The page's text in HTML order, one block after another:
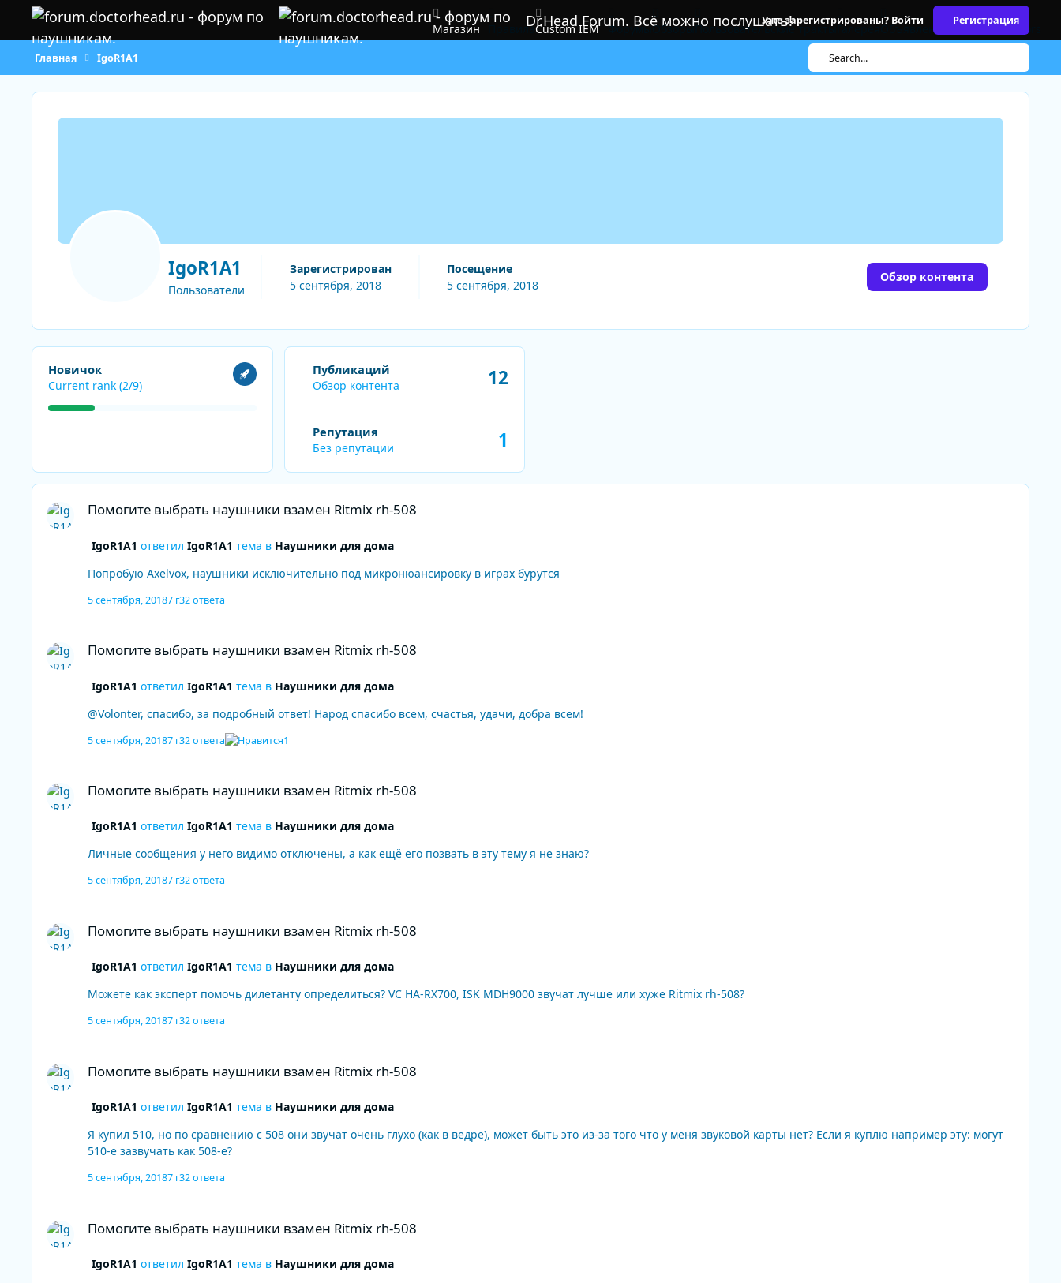
Перейти к содержанию
Dr.Head Forum. Всё можно послушать!
Магазин ПравилаCustom IEM ФорумыОбзорыПользовательские трактыГалереяОбъявления Topic Moderators
Уже зарегистрированы? Войти Регистрация
Главная IgoR1A1 Search...
IgoR1A1
Пользователи
Зарегистрирован
5 сентября, 2018
Посещение
5 сентября, 2018
Обзор контента
Посмотреть все
Новичок
Current rank (2/9)
Обзор контента
Публикаций
Обзор контента 12
Репутация
Без репутации 1
Помогите выбрать наушники взамен Ritmix rh-508
Помогите выбрать наушники взамен Ritmix rh-508
IgoR1A1 ответил IgoR1A1 тема в Наушники для дома
Попробую Axelvox, наушники исключительно под микронюансировку в играх бурутся
5 сентября, 20187 г32 ответа
Помогите выбрать наушники взамен Ritmix rh-508
IgoR1A1 ответил IgoR1A1 тема в Наушники для дома
@Volonter, спасибо, за подробный ответ! Народ спасибо всем, счастья, удачи, добра всем!
5 сентября, 20187 г32 ответа 1
Помогите выбрать наушники взамен Ritmix rh-508
IgoR1A1 ответил IgoR1A1 тема в Наушники для дома
Личные сообщения у него видимо отключены, а как ещё его позвать в эту тему я не знаю?
5 сентября, 20187 г32 ответа
Помогите выбрать наушники взамен Ritmix rh-508
IgoR1A1 ответил IgoR1A1 тема в Наушники для дома
Можете как эксперт помочь дилетанту определиться? VC HA-RX700, ISK MDH9000 звучат лучше или хуже Ritmix rh-508?
5 сентября, 20187 г32 ответа
Помогите выбрать наушники взамен Ritmix rh-508
IgoR1A1 ответил IgoR1A1 тема в Наушники для дома
Я купил 510, но по сравнению с 508 они звучат очень глухо (как в ведре), может быть это из-за того что у меня звуковой карты нет? Если я куплю например эту: могут
510-е зазвучать как 508-е?
5 сентября, 20187 г32 ответа
Помогите выбрать наушники взамен Ritmix rh-508
IgoR1A1 ответил IgoR1A1 тема в Наушники для дома